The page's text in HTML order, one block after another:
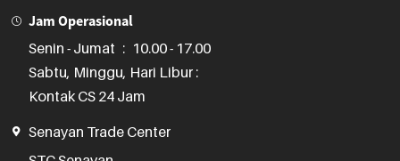
Jam Operasional
Senin - Jumat : 10.00 - 17.00
Sabtu, Minggu, Hari Libur :
Kontak CS 24 Jam
Senayan Trade Center